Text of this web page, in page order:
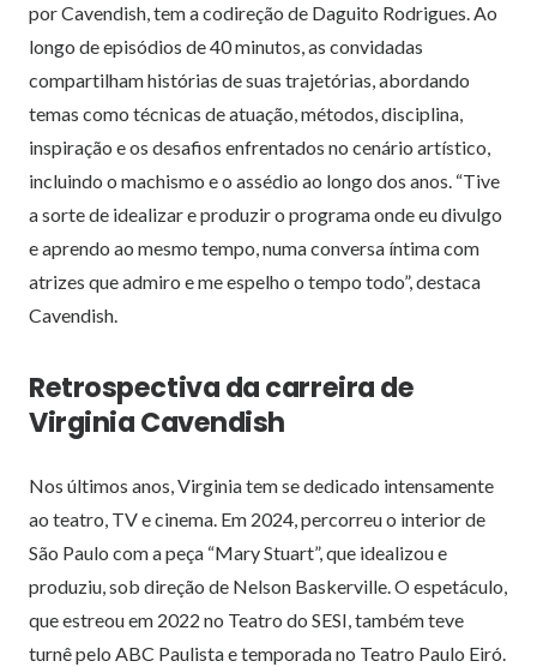
por Cavendish, tem a codireção de Daguito Rodrigues. Ao
longo de episódios de 40 minutos, as convidadas
compartilham histórias de suas trajetórias, abordando
temas como técnicas de atuação, métodos, disciplina,
inspiração e os desafios enfrentados no cenário artístico,
incluindo o machismo e o assédio ao longo dos anos. “Tive
a sorte de idealizar e produzir o programa onde eu divulgo
e aprendo ao mesmo tempo, numa conversa íntima com
atrizes que admiro e me espelho o tempo todo”, destaca
Cavendish.
Retrospectiva da carreira de
Virginia Cavendish
Nos últimos anos, Virginia tem se dedicado intensamente
ao teatro, TV e cinema. Em 2024, percorreu o interior de
São Paulo com a peça “Mary Stuart”, que idealizou e
produziu, sob direção de Nelson Baskerville. O espetáculo,
que estreou em 2022 no Teatro do SESI, também teve
turnê pelo ABC Paulista e temporada no Teatro Paulo Eiró.